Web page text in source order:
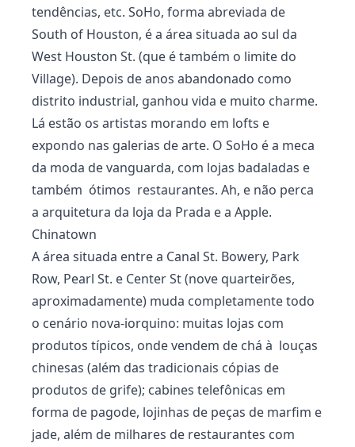
tendências, etc. SoHo, forma abreviada de
South of Houston, é a área situada ao sul da
West Houston St. (que é também o limite do
Village). Depois de anos abandonado como
distrito industrial, ganhou vida e muito charme.
Lá estão os artistas morando em lofts e
expondo nas galerias de arte. O SoHo é a meca
da moda de vanguarda, com lojas badaladas e
também ótimos restaurantes. Ah, e não perca
a arquitetura da loja da Prada e a Apple.
Chinatown
A área situada entre a Canal St. Bowery, Park
Row, Pearl St. e Center St (nove quarteirões,
aproximadamente) muda completamente todo
o cenário nova-iorquino: muitas lojas com
produtos típicos, onde vendem de chá à louças
chinesas (além das tradicionais cópias de
produtos de grife); cabines telefônicas em
forma de pagode, lojinhas de peças de marfim e
jade, além de milhares de restaurantes com